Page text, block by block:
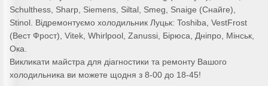
Schulthess, Sharp, Siemens, Siltal, Smeg, Snaige (Снайге),
Stinol. Відремонтуємо холодильник Луцьк: Toshiba, VestFrost
(Вест Фрост), Vitek, Whirlpool, Zanussi, Бірюса, Дніпро, Мінськ,
Ока.
Викликати майстра для діагностики та ремонту Вашого
холодильника ви можете щодня з 8-00 до 18-45!